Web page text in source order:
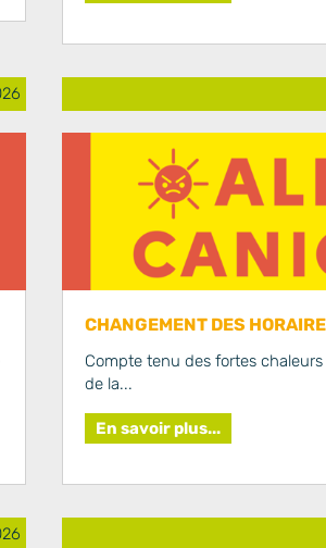
CHANGEMENT DES
Compte tenu des fortes
de la...
En savoir plus...